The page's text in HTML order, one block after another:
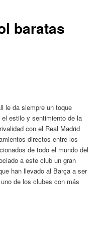
baratas
le da siempre un toque
estilo y sentimiento de la
con el Real Madrid
directos entre los
de todo el mundo del
a este club un gran
han llevado al Barça a ser
de los clubes con más